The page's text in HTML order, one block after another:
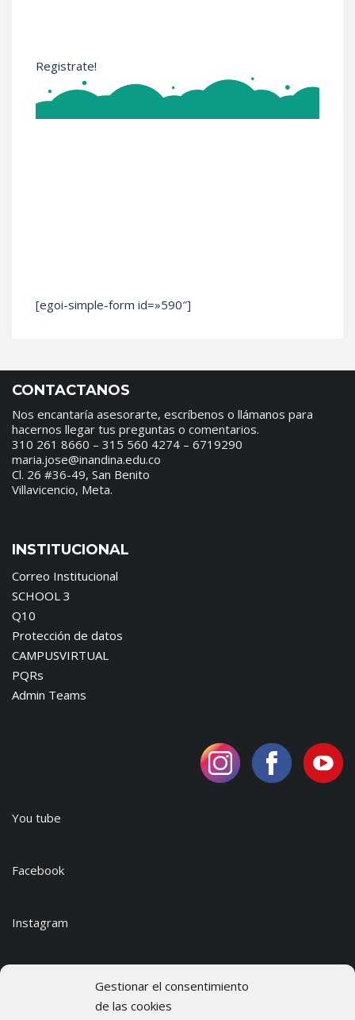
Gestionar el consentimiento
de las cookies
Registrate!
[egoi-simple-form id=»590″]
CONTACTANOS
Nos encantaría asesorarte, escríbenos o llámanos para
hacernos llegar tus preguntas o comentarios.
310 261 8660 – 315 560 4274 – 6719290
maria.jose@inandina.edu.co
Cl. 26 #36-49, San Benito
Villavicencio, Meta.
INSTITUCIONAL
Correo Institucional
SCHOOL 3
Q10
Protección de datos
CAMPUSVIRTUAL
PQRs
Admin Teams
You tube
Facebook
Instagram
© 2024 Institución Educativa Inandina.